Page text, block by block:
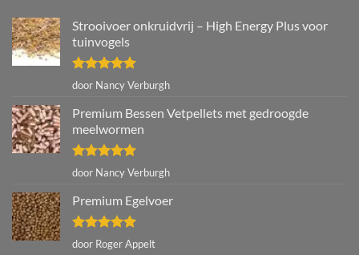
Strooivoer onkruidvrij – High Energy Plus voor
tuinvogels
Gewaardeerd
door Nancy Verburgh
Premium Bessen Vetpellets met gedroogde
meelwormen
Gewaardeerd
door Nancy Verburgh
Premium Egelvoer
Gewaardeerd
door Roger Appelt